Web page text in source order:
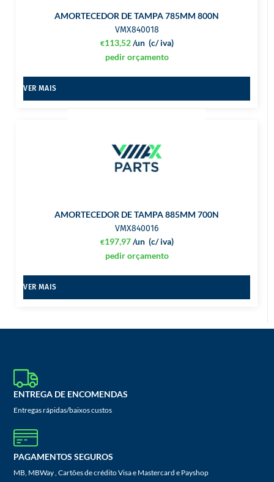
AMORTECEDOR DE TAMPA 785MM 800N
VMX840018
€113,52 (c/ iva)
/un
pedir orçamento
VER MAIS
AMORTECEDOR DE TAMPA 885MM 700N
VMX840016
€197,97 (c/ iva)
/un
pedir orçamento
VER MAIS
ENTREGA DE ENCOMENDAS
Entregas rápidas/baixos custos
PAGAMENTOS SEGUROS
MB, MBWay , Cartões de crédito Visa e Mastercard e Payshop